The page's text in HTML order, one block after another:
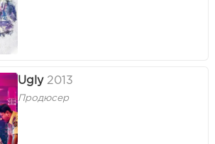
Ugly 2013
Продюсер